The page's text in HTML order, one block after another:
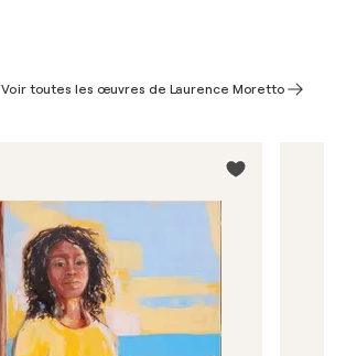
Voir toutes les œuvres de Laurence Moretto